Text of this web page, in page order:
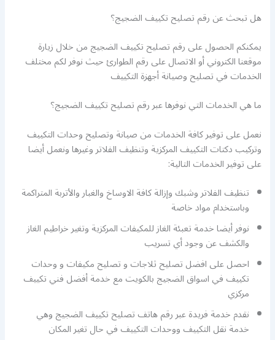
هل تبحث عن رقم تصليح تكييف الضجيج؟
يمكنكم الحصول على رقم تصليح تكييف الضجيج من خلال زيارة
موقعنا الكتروني أو الاتصال على رقم الطوارئ حيث نوفر لكم مختلف
الخدمات في تصليح وصيانة أجهزة التكييف
ما هي الخدمات التي نوفرها عبر رقم تصليح تكييف الضجيج؟
نعمل على توفير كافة الخدمات من صيانة وتصليح وحدات التكييف
وتركيب دكتات التكييف المركزية وتنظيف الفلاتر وغيرها ونعمل أيضا
على توفير الخدمات التالية:
تنظيف الفلاتر وشبك وإزالة كافة الاوساخ والغبار والأتربة المتراكمة
وباستخدام مواد خاصة
نوفر أيضا خدمة تعبئة الغاز للمكيفات المركزية وتغير خراطيم الغاز
والكشف عن وجود أي تسريب
احصل على افضل تصليح ثلاجات و تصليح مكيفات و وحدات
تكييف في اسواق الضجيج بالكويت مع خدمة أفضل فني تكييف
مركزي
نقدم خدمة فريدة عبر رقم هاتف تصليح تكييف الضجيج وهي
خدمة نقل التكييف ووحدات التكييف في حال تغير المكان